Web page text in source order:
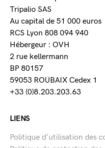
Tripalio SAS
Au capital de 51 000 euros
RCS Lyon 808 094 940
Hébergeur : OVH
2 rue kellermann
BP 80157
59053 ROUBAIX Cedex 1
+33 (0)8.203.203.63
LIENS
Politique d’utilisation des